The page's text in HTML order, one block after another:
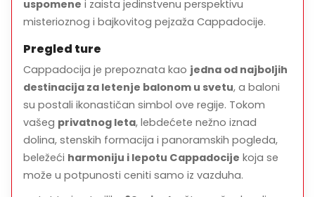
jedinstvenom iskustvu.
Povratak u hotel
Bićete prevezeni nazad u svoj hotel, dolazeći na vreme
da se opustite, uživate u ostatku jutra ili nastavite
istraživanje Cappadocije.
Istaknuti delovi ture
Svedočiteizlasku sunca nad Cappadocijomiz
privatnog balona
uspomene i zaista jedinstvenu perspektivu
misterioznog i bajkovitog pejzaža Cappadocije.
Pregled ture
Cappadocija je prepoznata kao jedna od najboljih
destinacija za letenje balonom u svetu, a baloni
su postali ikonastičan simbol ove regije. Tokom
vašeg privatnog leta, lebdećete nežno iznad
dolina, stenskih formacija i panoramskih pogleda,
beležeći harmoniju i lepotu Cappadocije koja se
može u potpunosti ceniti samo iz vazduha.